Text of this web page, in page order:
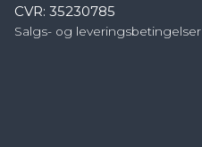
CVR: 35230785
Salgs- og leveringsbetingelser